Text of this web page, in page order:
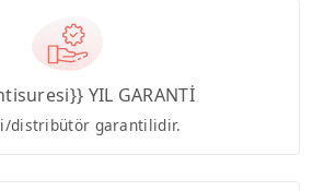
YIL GARANTİ
distribütör garantilidir.